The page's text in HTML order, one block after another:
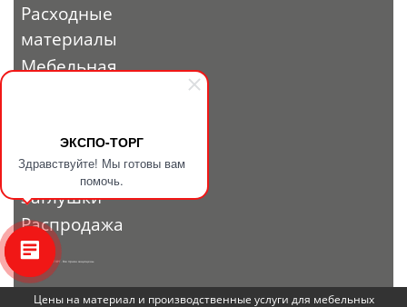
ЭКСПО-ТОРГ
Здравствуйте! Мы готовы вам
помочь.
Расходные
материалы
Мебельная
профиль и
фурнитура
Заглушки
Распродажа
© 2010 - 2026. ЭКСПО-ТОРГ. Все права защищены.
Цены на материал и производственные услуги для мебельных